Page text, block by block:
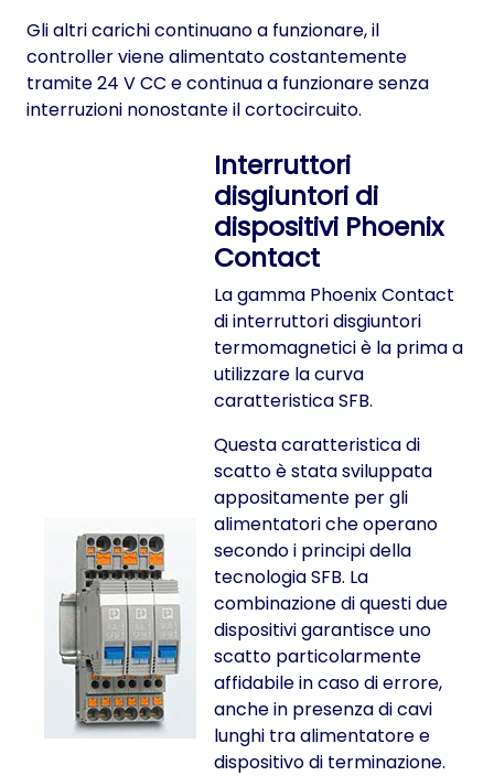
Gli altri carichi continuano a funzionare, il
controller viene alimentato costantemente
tramite 24 V CC e continua a funzionare senza
interruzioni nonostante il cortocircuito.
Interruttori
disgiuntori di
dispositivi Phoenix
Contact
La gamma Phoenix Contact
di interruttori disgiuntori
termomagnetici è la prima a
utilizzare la curva
caratteristica SFB.
Questa caratteristica di
scatto è stata sviluppata
appositamente per gli
alimentatori che operano
secondo i principi della
tecnologia SFB. La
combinazione di questi due
dispositivi garantisce uno
scatto particolarmente
affidabile in caso di errore,
anche in presenza di cavi
lunghi tra alimentatore e
dispositivo di terminazione.